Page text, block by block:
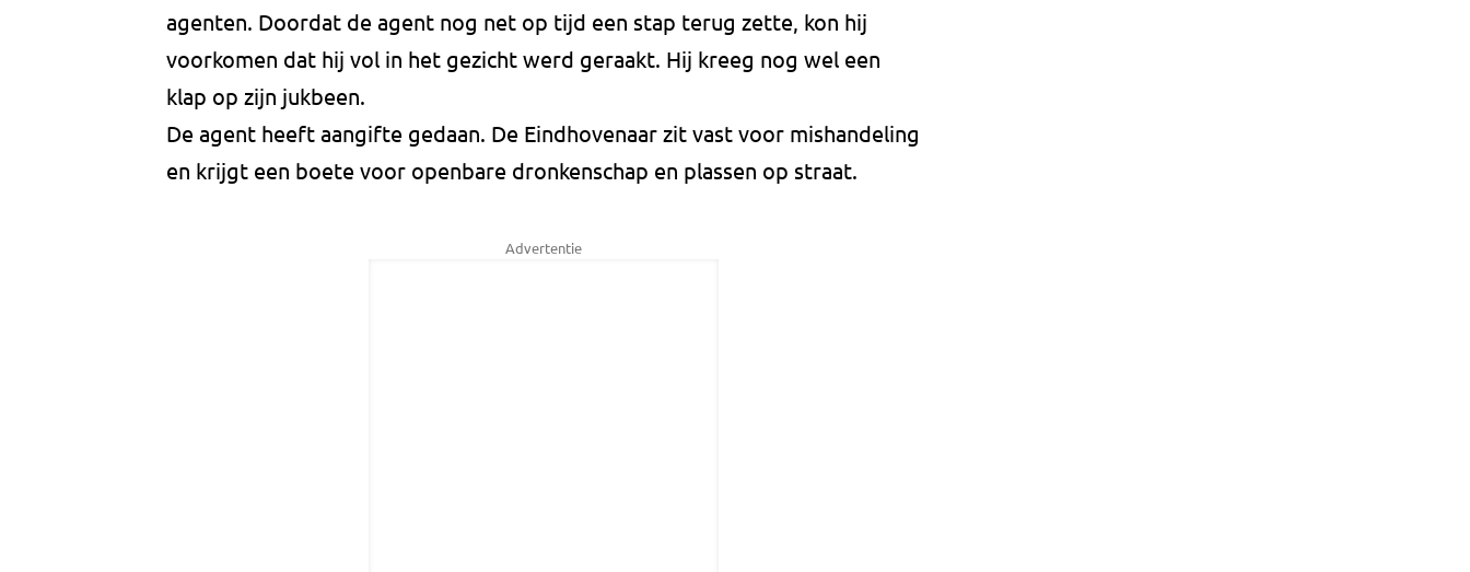
agenten. Doordat de agent nog net op tijd een stap terug zette, kon hij
voorkomen dat hij vol in het gezicht werd geraakt. Hij kreeg nog wel een
klap op zijn jukbeen.
De agent heeft aangifte gedaan. De Eindhovenaar zit vast voor mishandeling
en krijgt een boete voor openbare dronkenschap en plassen op straat.
Advertentie